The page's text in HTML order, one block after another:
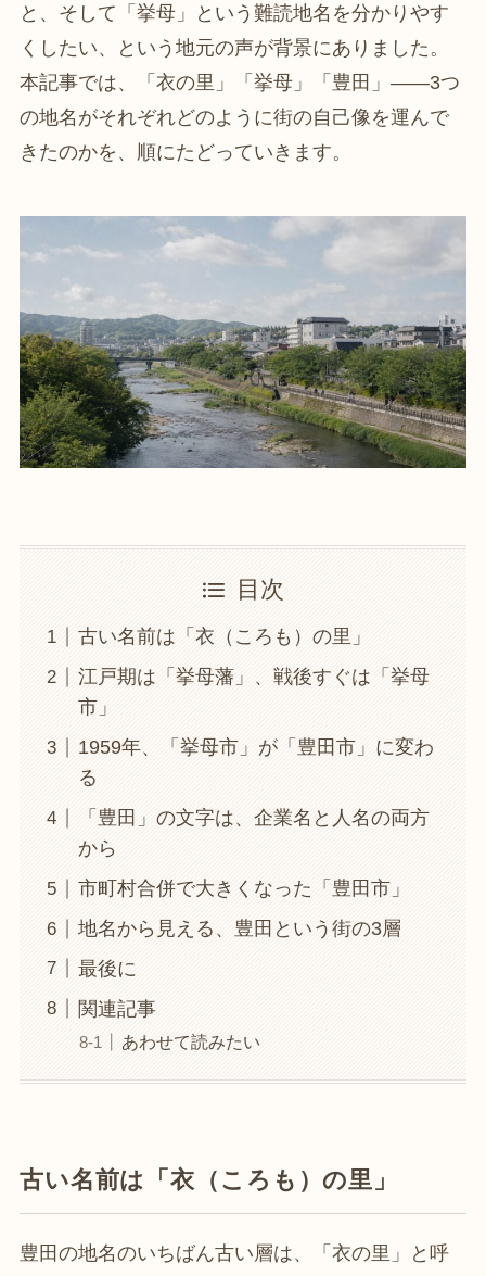
と、そして「挙母」という難読地名を分かりやす
くしたい、という地元の声が背景にありました。
本記事では、「衣の里」「挙母」「豊田」——3つ
の地名がそれぞれどのように街の自己像を運んで
きたのかを、順にたどっていきます。
目次
古い名前は「衣（ころも）の里」
江戸期は「挙母藩」、戦後すぐは「挙母
市」
1959年、「挙母市」が「豊田市」に変わ
る
「豊田」の文字は、企業名と人名の両方
から
市町村合併で大きくなった「豊田市」
地名から見える、豊田という街の3層
最後に
関連記事
あわせて読みたい
古い名前は「衣（ころも）の里」
豊田の地名のいちばん古い層は、「衣の里」と呼